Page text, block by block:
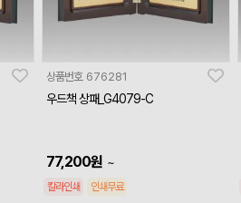
상품번호 676281
우드책 상패_G4079-C
77,200원 ~
칼라인쇄 인쇄무료